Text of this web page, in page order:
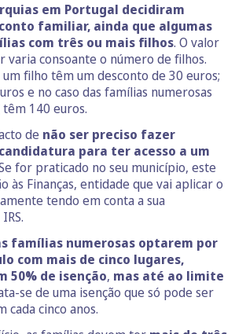
em Portugal decidiram
familiar, ainda que algumas
com três ou mais filhos. O valor
varia consoante o número de filhos.
filho têm um desconto de 30 euros;
e no caso das famílias numerosas
140 euros.
de não ser preciso fazer
para ter acesso a um
for praticado no seu município, este
às Finanças, entidade que vai aplicar o
tendo em conta a sua
famílias numerosas optarem por
com mais de cinco lugares,
50% de isenção, mas até ao limite
se de uma isenção que só pode ser
cada cinco anos.